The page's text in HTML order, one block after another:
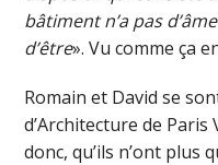
bâtiment n’a pas
d’être». Vu comme ça
Romain et David se
d’Architecture de
donc, qu’ils n’ont plus